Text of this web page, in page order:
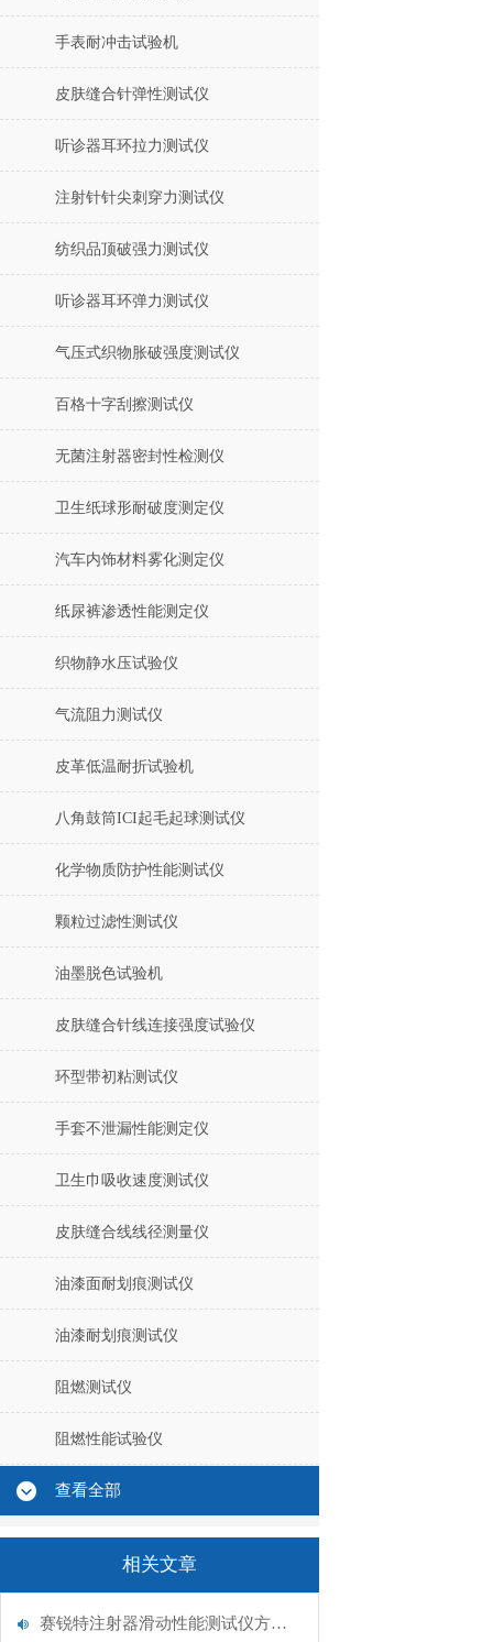
手表耐冲击试验机
皮肤缝合针弹性测试仪
听诊器耳环拉力测试仪
注射针针尖刺穿力测试仪
纺织品顶破强力测试仪
听诊器耳环弹力测试仪
气压式织物胀破强度测试仪
百格十字刮擦测试仪
无菌注射器密封性检测仪
卫生纸球形耐破度测定仪
汽车内饰材料雾化测定仪
纸尿裤渗透性能测定仪
织物静水压试验仪
气流阻力测试仪
皮革低温耐折试验机
八角鼓筒ICI起毛起球测试仪
化学物质防护性能测试仪
颗粒过滤性测试仪
油墨脱色试验机
皮肤缝合针线连接强度试验仪
环型带初粘测试仪
手套不泄漏性能测定仪
卫生巾吸收速度测试仪
皮肤缝合线线径测量仪
油漆面耐划痕测试仪
油漆耐划痕测试仪
阻燃测试仪
阻燃性能试验仪
查看全部
相关文章
赛锐特注射器滑动性能测试仪方法解析